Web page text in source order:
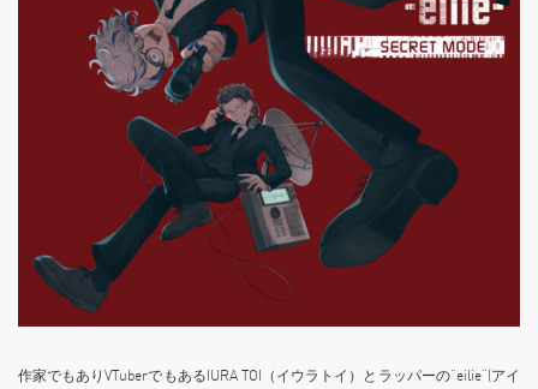
作家でもありVTuberでもあるIURA TOI（イウラトイ）とラッパーの”eilie”(アイ